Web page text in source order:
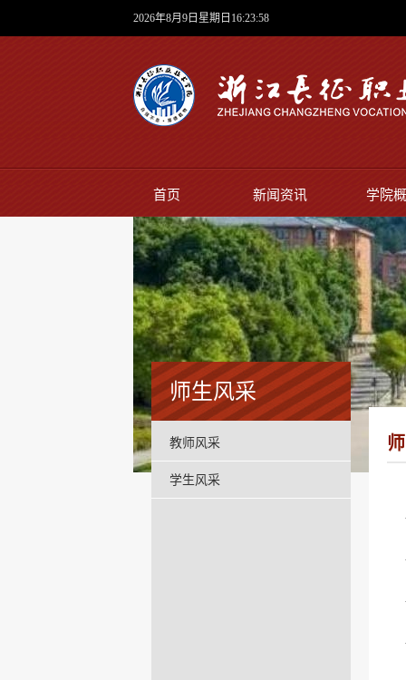
2026年8月9日星期日16:23:59
首页 新闻资讯 学院
师生风采
教师风采
学生风采